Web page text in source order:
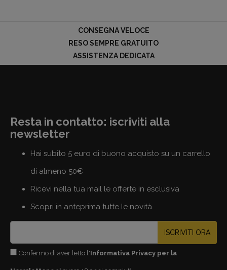
CONSEGNA VELOCE
RESO SEMPRE GRATUITO
ASSISTENZA DEDICATA
Resta in contatto: iscriviti alla
newsletter
Hai subito 5 euro di buono acquisto su un carrello
di almeno 50€
Ricevi nella tua mail le offerte in esclusiva
Scopri in anteprima tutte le novità
ISCRIVITI ORA
Confermo di aver letto l'Informativa Privacy per la